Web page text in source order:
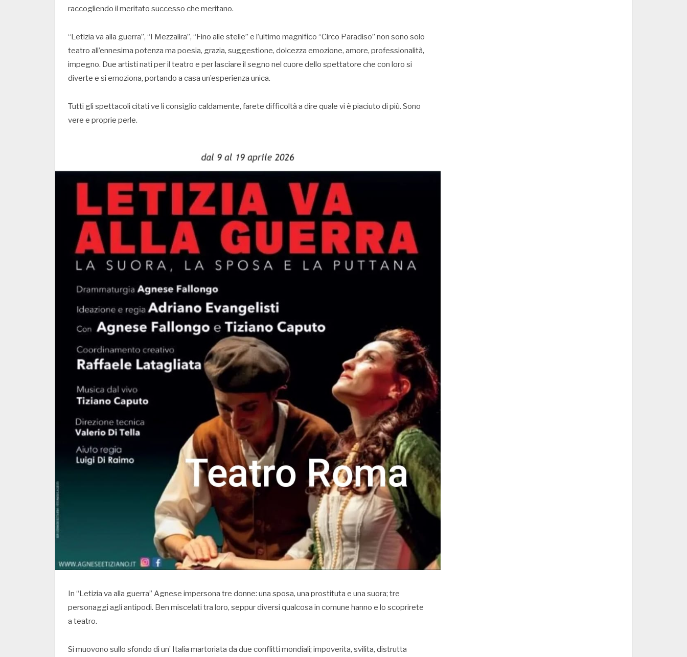
raccogliendo il meritato successo che meritano.
“Letizia va alla guerra”, “I Mezzalira”, “Fino alle stelle” e l’ultimo magnifico “Circo Paradiso” non sono solo
teatro all’ennesima potenza ma poesia, grazia, suggestione, dolcezza emozione, amore, professionalità,
impegno. Due artisti nati per il teatro e per lasciare il segno nel cuore dello spettatore che con loro si
diverte e si emoziona, portando a casa un’esperienza unica.
Tutti gli spettacoli citati ve li consiglio caldamente, farete difficoltà a dire quale vi è piaciuto di più. Sono
vere e proprie perle.
In “Letizia va alla guerra” Agnese impersona tre donne: una sposa, una prostituta e una suora; tre
personaggi agli antipodi. Ben miscelati tra loro, seppur diversi qualcosa in comune hanno e lo scoprirete
a teatro.
Si muovono sullo sfondo di un’ Italia martoriata da due conflitti mondiali; impoverita, svilita, distrutta